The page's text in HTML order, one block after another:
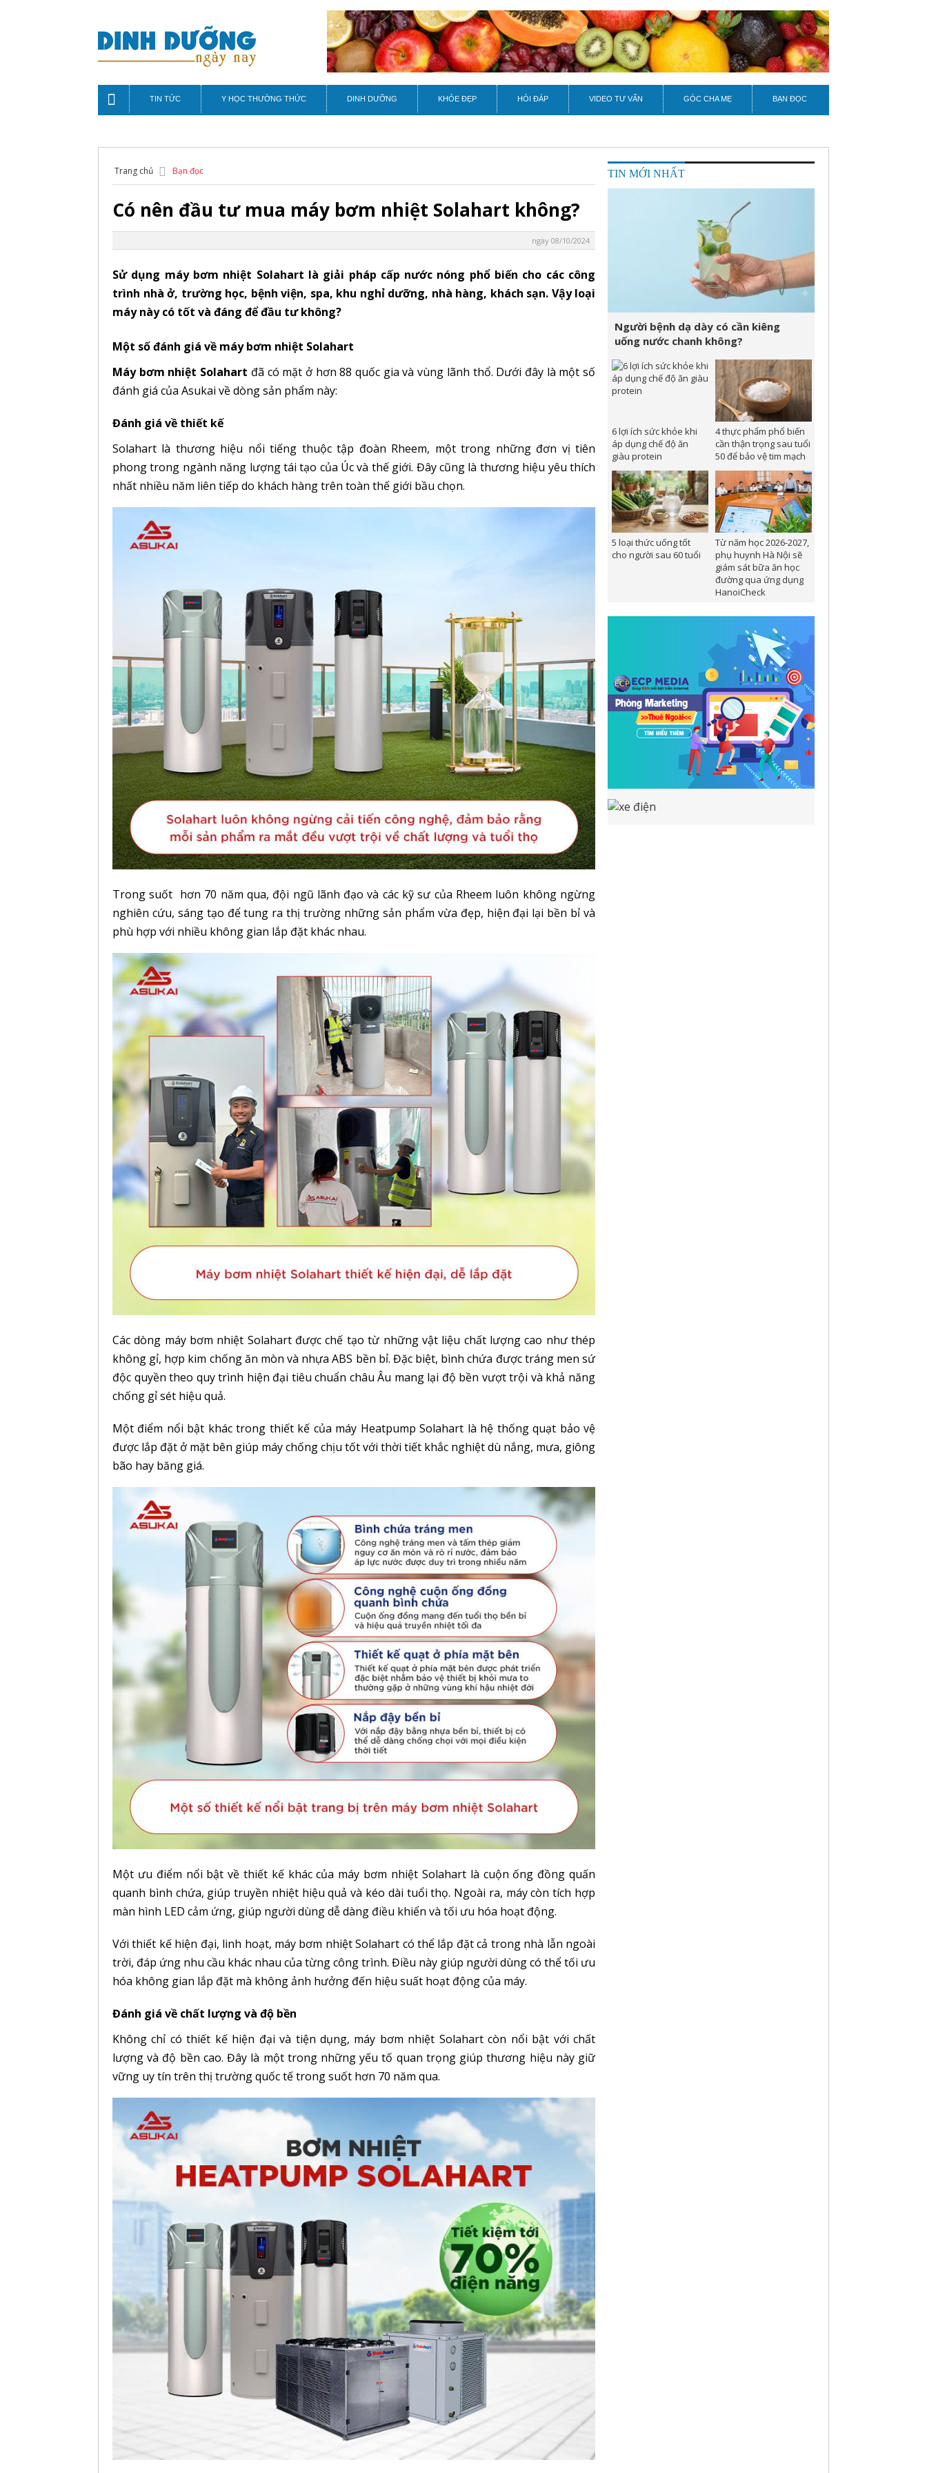
TIN TỨC Y HỌC THƯỜNG THỨC DINH DƯỠNG KHỎE ĐẸP HỎI ĐÁP VIDEO TƯ VẤN GÓC CHA MẸ BẠN ĐỌC
Trang chủ Bạn đọc
Có nên đầu tư mua máy bơm nhiệt Solahart không?
ngày 08/10/2024
Sử dụng máy bơm nhiệt Solahart là giải pháp cấp nước nóng phổ biến cho các công
trình nhà ở, trường học, bệnh viện, spa, khu nghỉ dưỡng, nhà hàng, khách sạn. Vậy loại
máy này có tốt và đáng để đầu tư không?
Một số đánh giá về máy bơm nhiệt Solahart
Máy bơm nhiệt Solahart đã có mặt ở hơn 88 quốc gia và vùng lãnh thổ. Dưới đây là một số
đánh giá của Asukai về dòng sản phẩm này:
Đánh giá về thiết kế
Solahart là thương hiệu nổi tiếng thuộc tập đoàn Rheem, một trong những đơn vị tiên
phong trong ngành năng lượng tái tạo của Úc và thế giới. Đây cũng là thương hiệu yêu thích
nhất nhiều năm liên tiếp do khách hàng trên toàn thế giới bầu chọn.
Trong suốt hơn 70 năm qua, đội ngũ lãnh đạo và các kỹ sư của Rheem luôn không ngừng
nghiên cứu, sáng tạo để tung ra thị trường những sản phẩm vừa đẹp, hiện đại lại bền bỉ và
phù hợp với nhiều không gian lắp đặt khác nhau.
Các dòng máy bơm nhiệt Solahart được chế tạo từ những vật liệu chất lượng cao như thép
không gỉ, hợp kim chống ăn mòn và nhựa ABS bền bỉ. Đặc biệt, bình chứa được tráng men sứ
độc quyền theo quy trình hiện đại tiêu chuẩn châu Âu mang lại độ bền vượt trội và khả năng
chống gỉ sét hiệu quả.
Một điểm nổi bật khác trong thiết kế của máy Heatpump Solahart là hệ thống quạt bảo vệ
được lắp đặt ở mặt bên giúp máy chống chịu tốt với thời tiết khắc nghiệt dù nắng, mưa, giông
bão hay băng giá.
Một ưu điểm nổi bật về thiết kế khác của máy bơm nhiệt Solahart là cuộn ống đồng quấn
quanh bình chứa, giúp truyền nhiệt hiệu quả và kéo dài tuổi thọ. Ngoài ra, máy còn tích hợp
màn hình LED cảm ứng, giúp người dùng dễ dàng điều khiển và tối ưu hóa hoạt động.
Với thiết kế hiện đại, linh hoạt, máy bơm nhiệt Solahart có thể lắp đặt cả trong nhà lẫn ngoài
trời, đáp ứng nhu cầu khác nhau của từng công trình. Điều này giúp người dùng có thể tối ưu
hóa không gian lắp đặt mà không ảnh hưởng đến hiệu suất hoạt động của máy.
Đánh giá về chất lượng và độ bền
Không chỉ có thiết kế hiện đại và tiện dụng, máy bơm nhiệt Solahart còn nổi bật với chất
lượng và độ bền cao. Đây là một trong những yếu tố quan trọng giúp thương hiệu này giữ
vững uy tín trên thị trường quốc tế trong suốt hơn 70 năm qua.
TIN MỚI NHẤT
Người bệnh dạ dày có cần kiêng
uống nước chanh không?
6 lợi ích sức khỏe khi
áp dụng chế độ ăn
giàu protein
4 thực phẩm phổ biến
cần thận trọng sau tuổi
50 để bảo vệ tim mạch
5 loại thức uống tốt
cho người sau 60 tuổi
Từ năm học 2026-2027,
phụ huynh Hà Nội sẽ
giám sát bữa ăn học
đường qua ứng dụng
HanoiCheck